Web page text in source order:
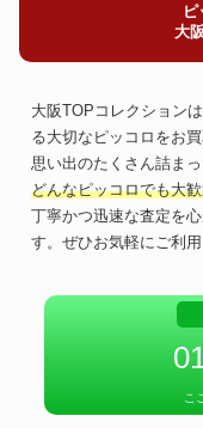
大
大阪TOPコレクションは
る大切なピッコロをお買
思い出のたくさん詰ま
どんなピッコロでも大
丁寧かつ迅速な査定を
す。ぜひお気軽にご利用
こ